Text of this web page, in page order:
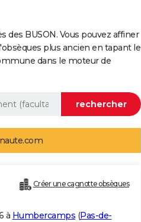
des BUSON. Vous pouvez affiner
plus ancien en tapant le
dans le moteur de
Créer une cagnotte obsèques
à Humbercamps (Pas-de-